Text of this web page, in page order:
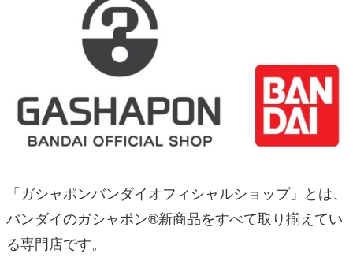
「ガシャポンバンダイオフィシャルショップ」とは、
バンダイのガシャポン®新商品をすべて取り揃えてい
る専門店です。